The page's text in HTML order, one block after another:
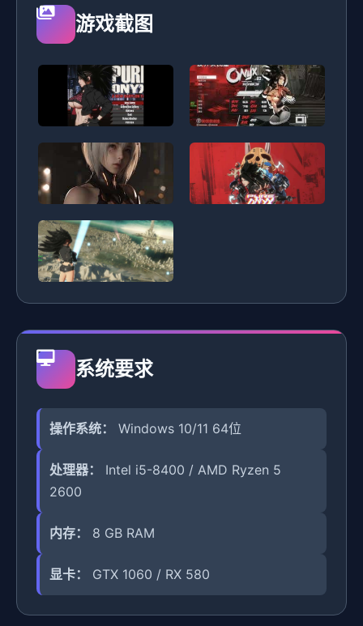
游戏截图
系统要求
操作系统： Windows 10/11 64位
处理器：
Intel i5-8400 / AMD Ryzen 5
2600
内存： 8 GB RAM
显卡： GTX 1060 / RX 580